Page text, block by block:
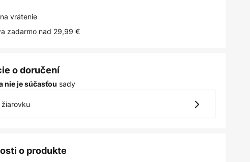
vrátenie
zadarmo nad 29,99 €
o doručení
nie je súčasťou sady
o produkte